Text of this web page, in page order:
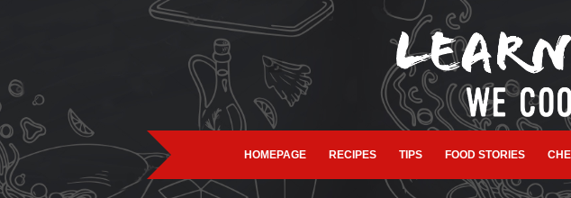
HOMEPAGE RECIPES TIPS FOOD STORIES